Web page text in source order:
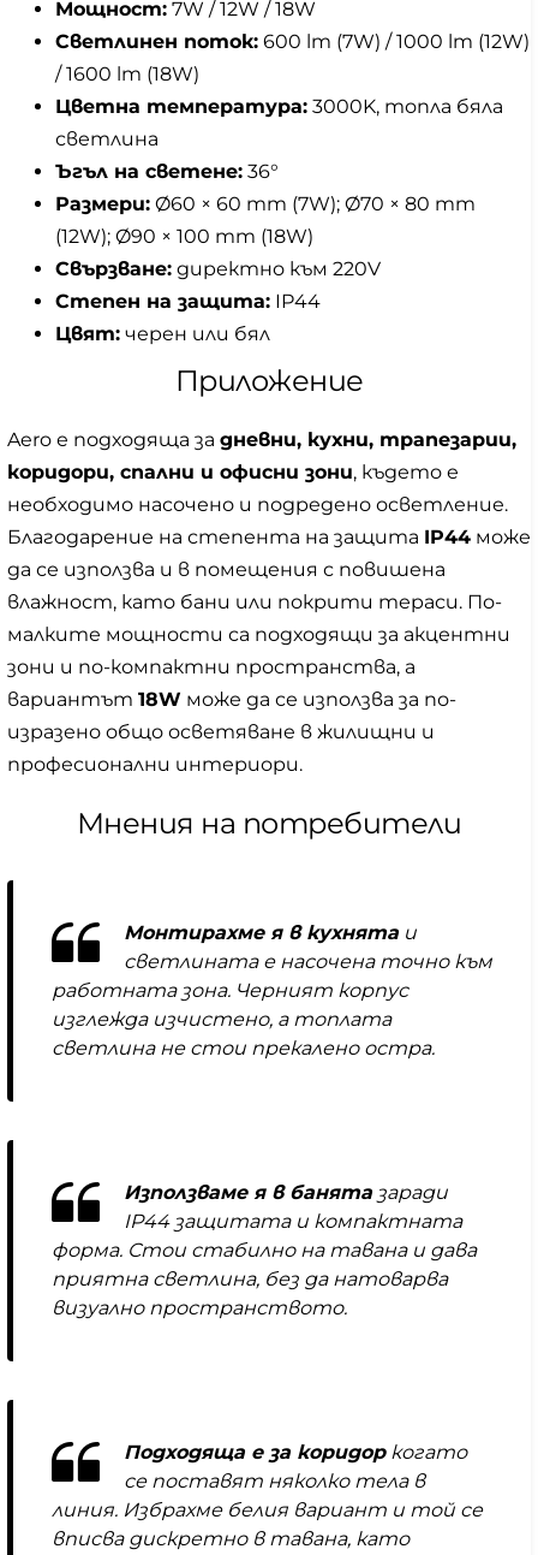
Мощност: 7W / 12W / 18W
Светлинен поток: 600 lm (7W) / 1000 lm (12W)
/ 1600 lm (18W)
Цветна температура: 3000K, топла бяла
светлина
Ъгъл на светене: 36°
Размери: Ø60 × 60 mm (7W); Ø70 × 80 mm
(12W); Ø90 × 100 mm (18W)
Свързване: директно към 220V
Степен на защита: IP44
Цвят: черен или бял
Приложение
Aero е подходяща за дневни, кухни, трапезарии,
коридори, спални и офисни зони, където е
необходимо насочено и подредено осветление.
Благодарение на степента на защита IP44 може
да се използва и в помещения с повишена
влажност, като бани или покрити тераси. По-
малките мощности са подходящи за акцентни
зони и по-компактни пространства, а
вариантът 18W може да се използва за по-
изразено общо осветяване в жилищни и
професионални интериори.
Мнения на потребители
Монтирахме я в кухнята и
светлината е насочена точно към
работната зона. Черният корпус
изглежда изчистено, а топлата
светлина не стои прекалено остра.
Използваме я в банята заради
IP44 защитата и компактната
форма. Стои стабилно на тавана и дава
приятна светлина, без да натоварва
визуално пространството.
Подходяща е за коридоркогато
се поставят няколко тела в
линия. Избрахме белия вариант и той се
вписва дискретно в тавана, като